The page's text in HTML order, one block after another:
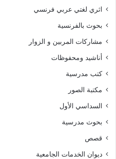
اثري لغتي عربي فرنسي
بحوث بالفرنسية
مشاركات المربين و الزوار
أناشيد ومحفوظات
كتب مدرسية
مكتبة الصور
السداسي الأول
بحوث مدرسية
قصص
ديوان الخدمات الجامعية